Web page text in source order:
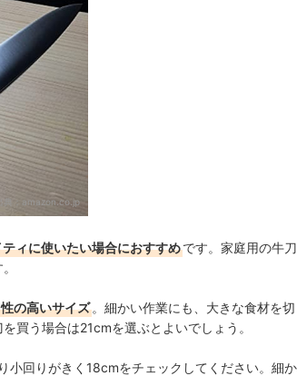
amazon.co.jp
ィに使いたい場合におすすめです。家庭用の牛
の高いサイズ 。細かい作業にも、大きな食材を
買う場合は21cmを選ぶとよいでしょう。
小回りがきく18cmをチェック してください。細